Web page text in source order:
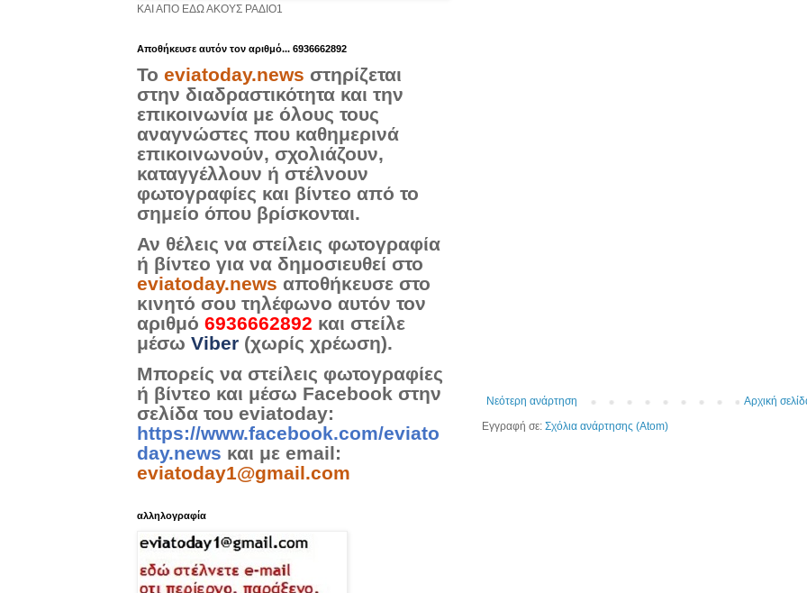
Νεότερη ανάρτηση
Αρχική
Εγγραφή σε: Σχόλια ανάρτησης (Atom)
ΚΑΙ ΑΠΟ ΕΔΩ ΑΚΟΥΣ ΡΑΔΙΟ1
Aποθήκευσε αυτόν τον αριθμό... 6936662892
Το eviatoday.news στηρίζεται
στην διαδραστικότητα και την
επικοινωνία με όλους τους
αναγνώστες που καθημερινά
επικοινωνούν, σχολιάζουν,
καταγγέλλουν ή στέλνουν
φωτογραφίες και βίντεο από το
σημείο όπου βρίσκονται.
Αν θέλεις να στείλεις φωτογραφία
ή βίντεο για να δημοσιευθεί στο
eviatoday.news αποθήκευσε στο
κινητό σου τηλέφωνο αυτόν τον
αριθμό 6936662892 και στείλε
μέσω Viber (χωρίς χρέωση).
Μπορείς να στείλεις φωτογραφίες
ή βίντεο και μέσω Facebook στην
σελίδα του eviatoday:
https://www.facebook.com/eviato
day.news και με email:
eviatoday1@gmail.com
αλληλογραφία